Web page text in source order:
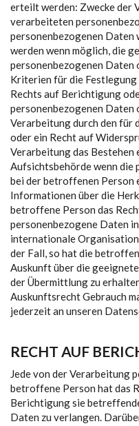
erteilt werden: Zwecke der
verarbeiteten
personenbezogenen
werden wenn möglich, die
personenbezogenen Daten
Kriterien für die Festlegung
Rechts auf Berichtigung
personenbezogenen Daten
Verarbeitung durch den für
oder ein Recht auf
Verarbeitung das Bestehen
Aufsichtsbehörde wenn die
bei der betroffenen Person
Informationen über die
betroffene Person das
personenbezogene Daten
internationale
der Fall, so hat die
Auskunft über die
der Übermittlung zu
Auskunftsrecht Gebrauch
jederzeit an unseren
RECHT AUF
Jede von der Verarbeitung
betroffene Person hat das
Berichtigung sie
Daten zu verlangen.